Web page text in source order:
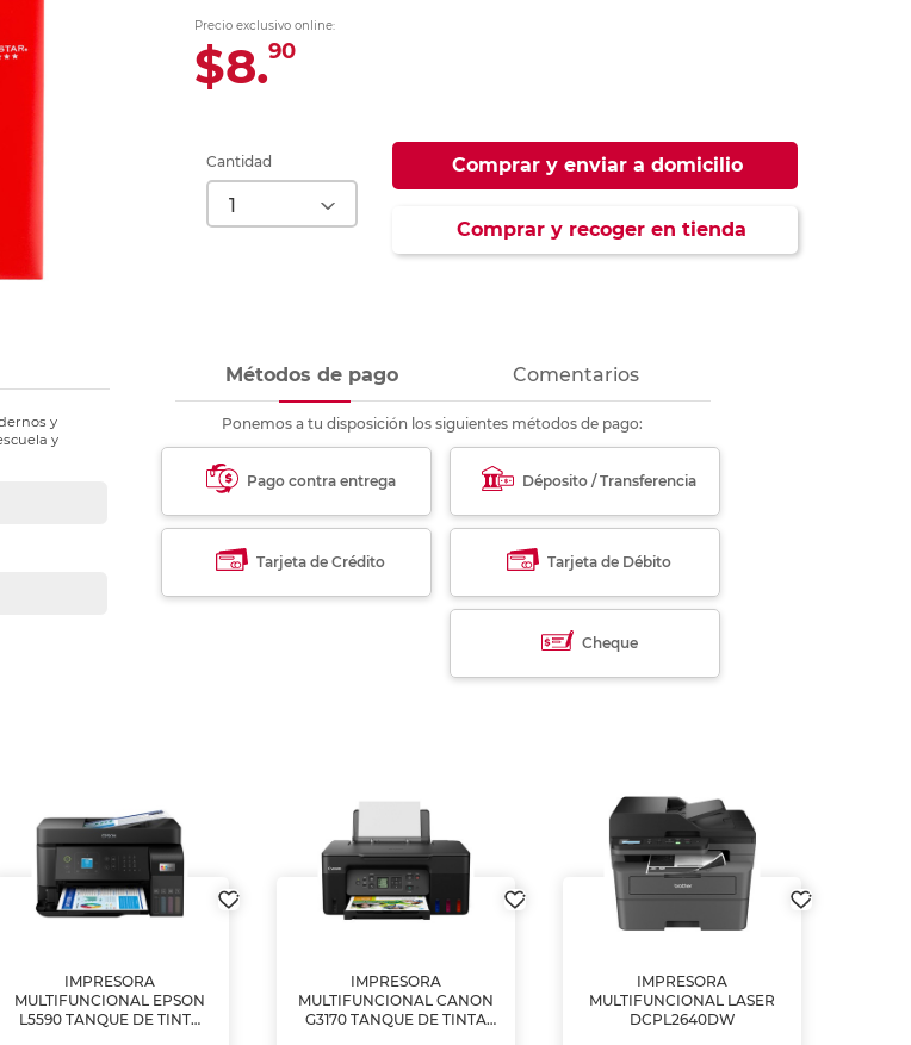
Precio exclusivo online:
$8.90
Cantidad Comprar y enviar a domicilio
Comprar y recoger en tienda
y
y
Métodos de pago Comentarios
Ponemos a tu disposición los siguientes métodos de pago:
Pago contra entrega Déposito / Transferencia
Tarjeta de Crédito Tarjeta de Débito
Cheque
IMPRESORA
MULTIFUNCIONAL EPSON
L5590 TANQUE DE TINTA
IMPRESORA
MULTIFUNCIONAL CANON
G3170 TANQUE DE TINTA
IMPRESORA
MULTIFUNCIONAL LASER
DCPL2640DW